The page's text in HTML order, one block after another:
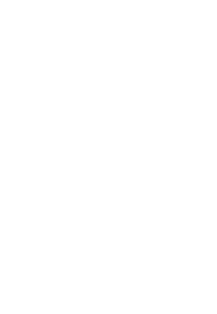
de voyage ?